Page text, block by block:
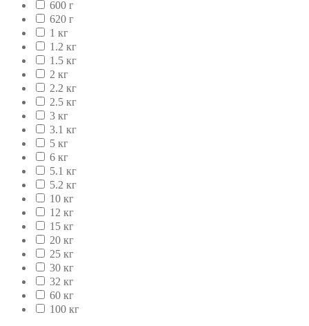
600 г
620 г
1 кг
1.2 кг
1.5 кг
2 кг
2.2 кг
2.5 кг
3 кг
3.1 кг
5 кг
6 кг
5.1 кг
5.2 кг
10 кг
12 кг
15 кг
20 кг
25 кг
30 кг
32 кг
60 кг
100 кг